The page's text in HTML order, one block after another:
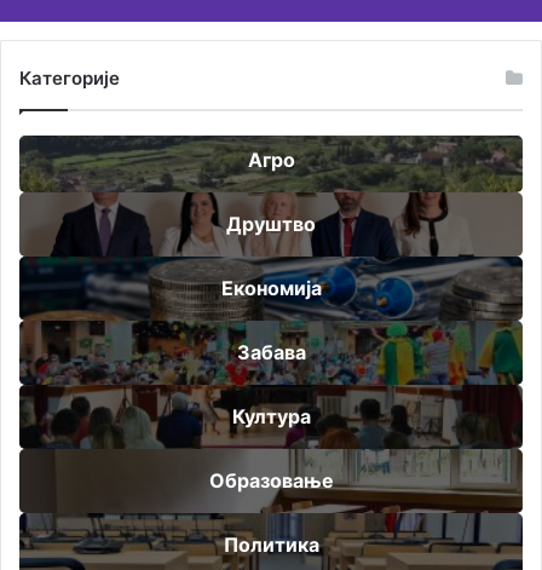
Категорије
Агро
Друштво
Економија
Забава
Култура
Образовање
Политика